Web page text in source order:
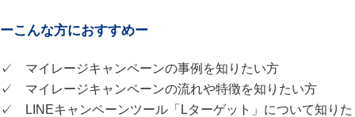
ーこんな方におすすめー
✓ マイレージキャンペーンの事例を知りたい方
✓ マイレージキャンペーンの流れや特徴を知りたい方
✓ LINEキャンペーンツール「Lターゲット」について知りた